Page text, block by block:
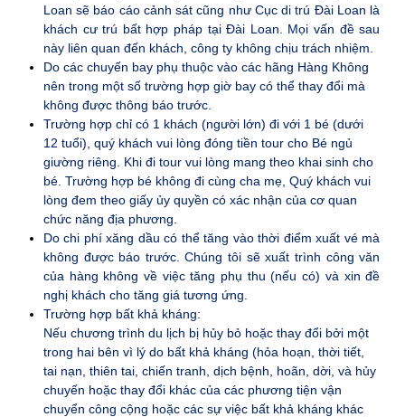
Loan sẽ báo cáo cảnh sát cũng như Cục di trú Đài Loan là
khách cư trú bất hợp pháp tại Đài Loan. Mọi vấn đề sau
này liên quan đến khách, công ty không chịu trách nhiệm.
Do các chuyến bay phụ thuộc vào các hãng Hàng Không
nên trong một số trường hợp giờ bay có thể thay đổi mà
không được thông báo trước.
Trường hợp chỉ có 1 khách (người lớn) đi với 1 bé (dưới
12 tuổi), quý khách vui lòng đóng tiền tour cho Bé ngủ
giường riêng. Khi đi tour vui lòng mang theo khai sinh cho
bé. Trường hợp bé không đi cùng cha mẹ, Quý khách vui
lòng đem theo giấy ủy quyền có xác nhận của cơ quan
chức năng địa phương.
Do chi phí xăng dầu có thể tăng vào thời điểm xuất vé mà
không được báo trước. Chúng tôi sẽ xuất trình công văn
của hàng không về việc tăng phụ thu (nếu có) và xin đề
nghị khách cho tăng giá tương ứng.
Trường hợp bất khả kháng:
Nếu chương trình du lịch bị hủy bỏ hoặc thay đổi bởi một
trong hai bên vì lý do bất khả kháng (hỏa hoạn, thời tiết,
tai nạn, thiên tai, chiến tranh, dịch bệnh, hoãn, dời, và hủy
chuyến hoặc thay đổi khác của các phương tiện vận
chuyển công cộng hoặc các sự việc bất khả kháng khác